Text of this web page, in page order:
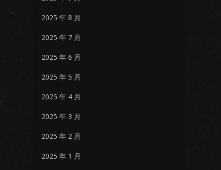
2025 年 8 月
2025 年 7 月
2025 年 6 月
2025 年 5 月
2025 年 4 月
2025 年 3 月
2025 年 2 月
2025 年 1 月